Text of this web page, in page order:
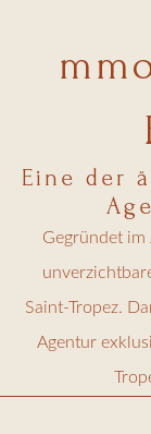
Eine der
Gegründet im
Saint-Tropez.
Agentur